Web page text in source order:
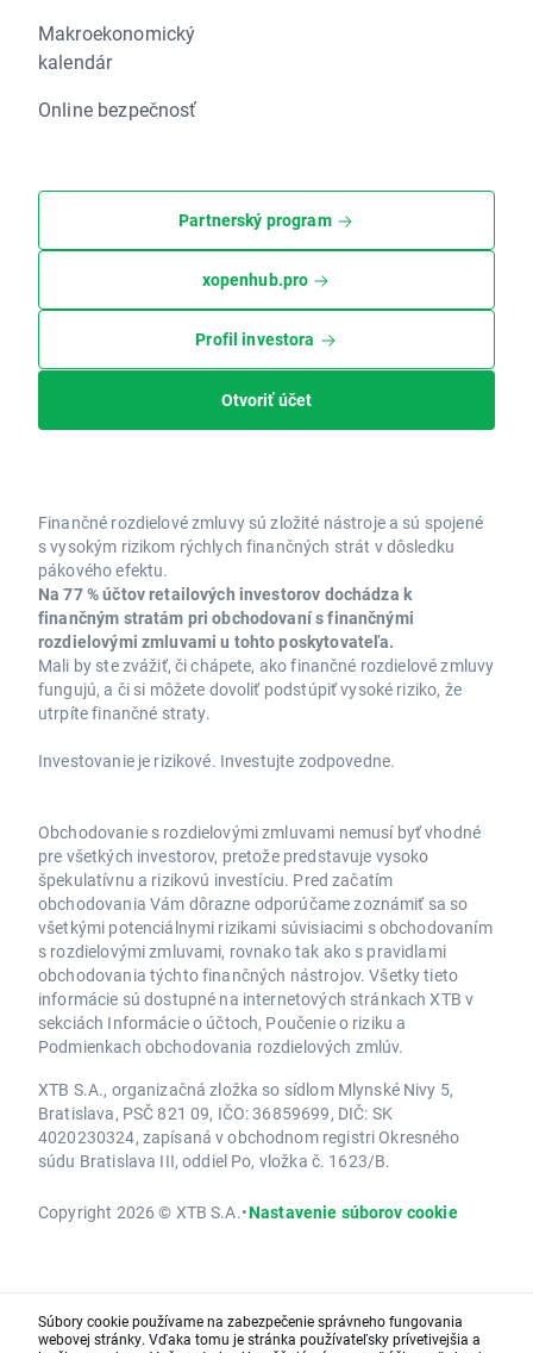
Makroekonomický
kalendár
Online bezpečnosť
Partnerský program
xopenhub.pro
Profil investora
Otvoriť účet
Finančné rozdielové zmluvy sú zložité nástroje a sú spojené
s vysokým rizikom rýchlych finančných strát v dôsledku
pákového efektu.
Na 77 % účtov retailových investorov dochádza k
finančným stratám pri obchodovaní s finančnými
rozdielovými zmluvami u tohto poskytovateľa.
Mali by ste zvážiť, či chápete, ako finančné rozdielové zmluvy
fungujú, a či si môžete dovoliť podstúpiť vysoké riziko, že
utrpíte finančné straty.
Investovanie je rizikové. Investujte zodpovedne.
Obchodovanie s rozdielovými zmluvami nemusí byť vhodné
pre všetkých investorov, pretože predstavuje vysoko
špekulatívnu a rizikovú investíciu. Pred začatím
obchodovania Vám dôrazne odporúčame zoznámiť sa so
všetkými potenciálnymi rizikami súvisiacimi s obchodovaním
s rozdielovými zmluvami, rovnako tak ako s pravidlami
obchodovania týchto finančných nástrojov. Všetky tieto
informácie sú dostupné na internetových stránkach XTB v
sekciách Informácie o účtoch, Poučenie o riziku a
Podmienkach obchodovania rozdielových zmlúv.
XTB S.A., organizačná zložka so sídlom Mlynské Nivy 5,
Bratislava, PSČ 821 09, IČO: 36859699, DIČ: SK
4020230324, zapísaná v obchodnom registri Okresného
súdu Bratislava III, oddiel Po, vložka č. 1623/B.
Copyright 2026 © XTB S.A.•Nastavenie súborov cookie
Súbory cookie používame na zabezpečenie správneho fungovania
webovej stránky. Vďaka tomu je stránka používateľsky prívetivejšia a